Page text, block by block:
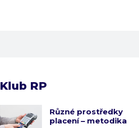
Klub RP
Různé prostředky
placení – metodika